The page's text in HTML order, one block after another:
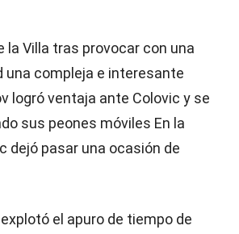
la Villa tras provocar con una
una compleja e interesante
logró ventaja ante Colovic y se
sus peones móviles En la
dejó pasar una ocasión de
el apuro de tiempo de